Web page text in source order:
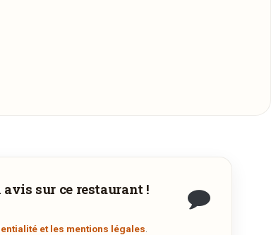
sur ce restaurant !
et les mentions légales